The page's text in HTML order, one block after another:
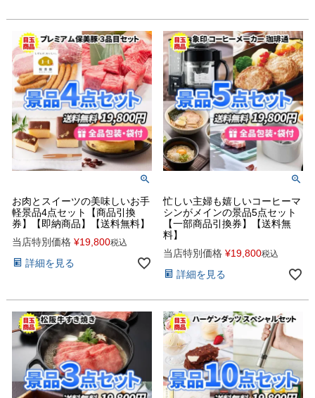
お肉とスイーツの美味しいお手
軽景品4点セット【商品引換
券】【即納商品】【送料無料】
当店特別価格 ¥19,800税込
詳細を見る
忙しい主婦も嬉しいコーヒーマ
シンがメインの景品5点セット
【一部商品引換券】【送料無
料】
当店特別価格 ¥19,800税込
詳細を見る